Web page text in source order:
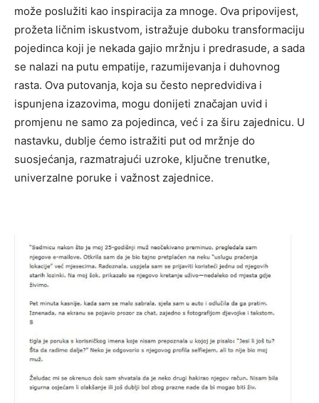
može poslužiti kao inspiracija za mnoge. Ova pripovijest,
prožeta ličnim iskustvom, istražuje duboku transformaciju
pojedinca koji je nekada gajio mržnju i predrasude, a sada
se nalazi na putu empatije, razumijevanja i duhovnog
rasta. Ova putovanja, koja su često nepredvidiva i
ispunjena izazovima, mogu donijeti značajan uvid i
promjenu ne samo za pojedinca, već i za širu zajednicu. U
nastavku, dublje ćemo istražiti put od mržnje do
suosjećanja, razmatrajući uzroke, ključne trenutke,
univerzalne poruke i važnost zajednice.